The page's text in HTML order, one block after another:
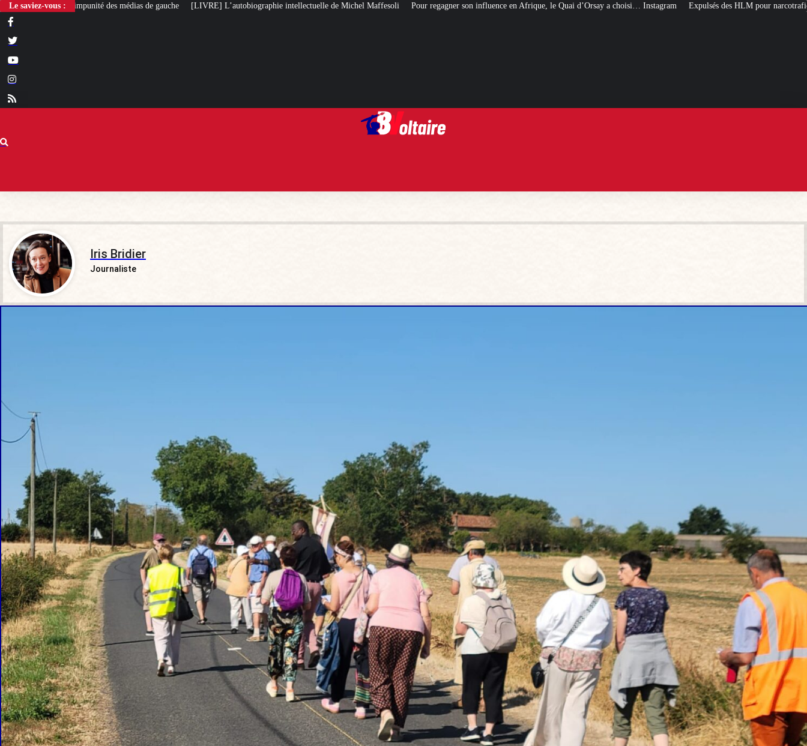
Le saviez-vous :
médias de gauche [LIVRE] L’autobiographie intellectuelle de Michel Maffesoli Pour regagner son influence en Afrique, le Quai d’Orsay a choisi… Instagram Expulsés des HLM pour narcotrafic, peuvent-ils obtenir un
Iris Bridier
Journaliste